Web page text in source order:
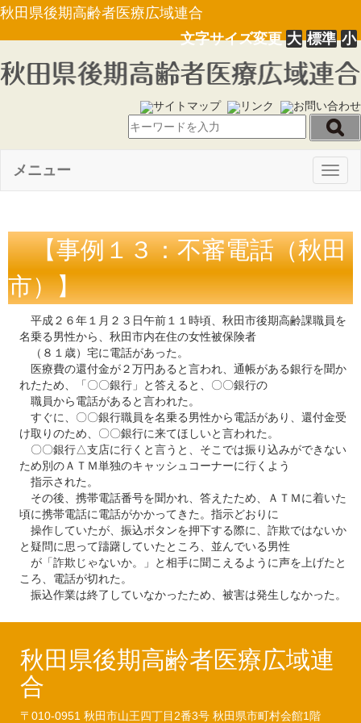
秋田県後期高齢者医療広域連合
文字サイズ変更大 標準 小
サイトマップ リンク お問い合わせ
メニュー
【事例１３：不審電話（秋田
市）】
平成２６年１月２３日午前１１時頃、秋田市後期高齢課職員を
名乗る男性から、秋田市内在住の女性被保険者
（８１歳）宅に電話があった。
医療費の還付金が２万円あると言われ、通帳がある銀行を聞か
れたため、「〇〇銀行」と答えると、〇〇銀行の
職員から電話があると言われた。
すぐに、〇〇銀行職員を名乗る男性から電話があり、還付金受
け取りのため、〇〇銀行に来てほしいと言われた。
〇〇銀行△支店に行くと言うと、そこでは振り込みができない
ため別のＡＴＭ単独のキャッシュコーナーに行くよう
指示された。
その後、携帯電話番号を聞かれ、答えたため、ＡＴＭに着いた
頃に携帯電話に電話がかかってきた。指示どおりに
操作していたが、振込ボタンを押下する際に、詐欺ではないか
と疑問に思って躊躇していたところ、並んでいる男性
が「詐欺じゃないか。」と相手に聞こえるように声を上げたと
ころ、電話が切れた。
振込作業は終了していなかったため、被害は発生しなかった。
秋田県後期高齢者医療広域連
合
〒010-0951 秋田市山王四丁目2番3号 秋田県市町村会館1階